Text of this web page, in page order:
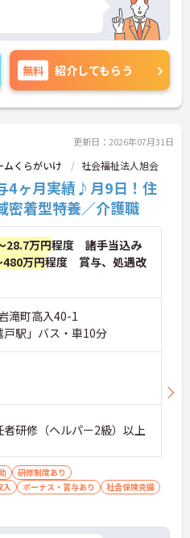
報や面接のポイン
問い合わせくださ
無料 紹介してもらう
更新日：2026年07月31日
ムくらがいけ 社会福祉法人旭会
4ヶ月実績♪月9日！住
着型特養／介護職
28.7万円程度 諸手当込み
万円程度 賞与、処遇改
滝町高入40-1
駅」バス・車10分
研修（ヘルパー2級）以上
研修制度あり
入 ボーナス・賞与あり
社会保険完備